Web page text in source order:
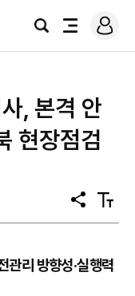
검
전
로
그
, 본격 안
현장점검
공
유
텍
스
기
리 방향성·실행력